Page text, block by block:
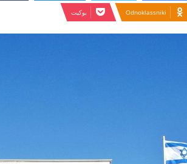
Odnoklassniki بوكيت